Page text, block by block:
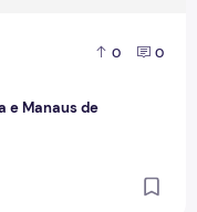
0 0
e Manaus de